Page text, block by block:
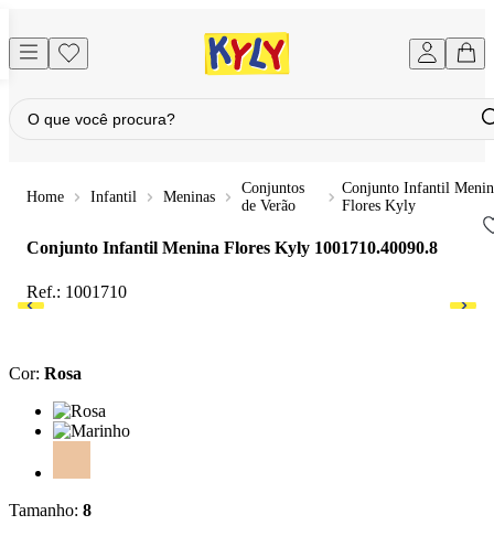
Infantil Meninas
Conjuntos
de Verão
Conjunto Infantil
Flores Kyly
Conjunto Infantil Menina Flores Kyly 1001710.40090.8
Ref.: 1001710
Cor: Rosa
Cor: Rosa
Cor: Marinho
Tamanho: 8